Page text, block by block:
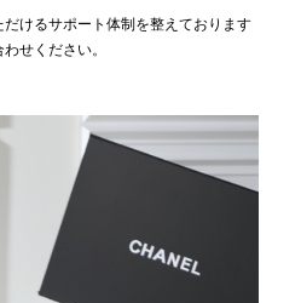
けるサポート体制を整えております
せください。